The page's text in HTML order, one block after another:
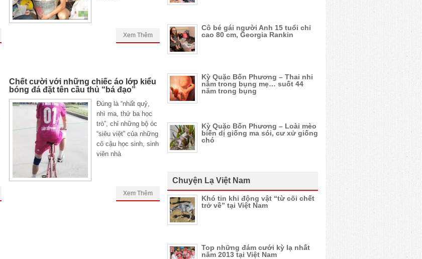
Xem Thêm
Chết cười với những chiếc áo lớp kiểu
bóng đá đặt tên cầu thủ “bá đạo”
Đúng là “nhất quỷ,
nhì ma, thứ ba học
trò”, chỉ những bộ óc
“siêu việt” của những
cô cậu học sinh, sinh
viên nhà
Xem Thêm
Cô bé gái người Anh 15 tuổi chỉ
cao 80 cm, Georgia Rankin
Kỳ Quặc Bốn Phương – Thai nhi
nằm trong bụng mẹ… suốt 44
năm trong bụng
Kỳ Quặc Bốn Phương – Loài mèo
biến dị giống ma sói, cư xử giống
chó
Chuyện Lạ Việt Nam
Khó tin khi động vật “từ cõi chết
trở về” tại Việt Nam
Top những đám cưới kỳ lạ nhất
năm 2013 tại Việt Nam